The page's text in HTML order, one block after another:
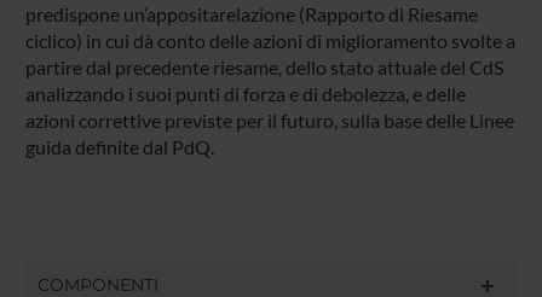
predispone un’appositarelazione (Rapporto di Riesame
ciclico) in cui dà conto delle azioni di miglioramento svolte a
partire dal precedente riesame, dello stato attuale del CdS
analizzando i suoi punti di forza e di debolezza, e delle
azioni correttive previste per il futuro, sulla base delle Linee
guida definite dal PdQ.
COMPONENTI